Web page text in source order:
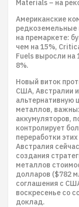
Materials – на
Американские
редкоземельные
на премаркете:
чем на 15%,
Fuels выросли на
8%.
Новый виток
США, Австралии
альтернативную
металлов,
аккумуляторов,
контролирует
переработки
Австралия
создания
металлов
долларов ($782
соглашения с
воскресенье со
доклад.